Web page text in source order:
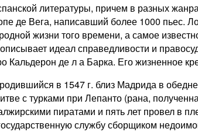
литературы, причем в разных
де Вега, написавший более 1000 пьес.
жизни того времени, а самое
идеал справедливости и
Кальдерон де л а Барка. Его жизненное
в 1547 г. близ Мадрида в
с турками при Лепанто (рана,
пиратами и пять лет провел в
службу сборщиком